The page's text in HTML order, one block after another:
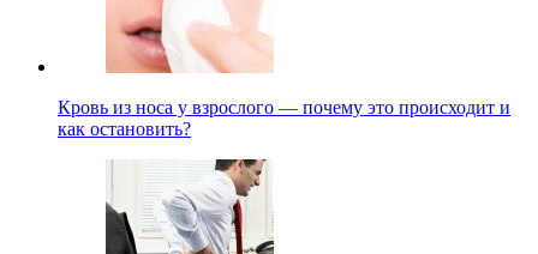
Кровь из носа у взрослого — почему это происходит и
как остановить?